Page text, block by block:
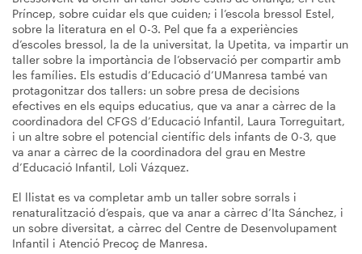
Príncep, sobre cuidar els que cuiden; i l’escola bressol Estel,
sobre la literatura en el 0-3. Pel que fa a experiències
d’escoles bressol, la de la universitat, la Upetita, va impartir un
taller sobre la importància de l’observació per compartir amb
les famílies. Els estudis d’Educació d’UManresa també van
protagonitzar dos tallers: un sobre presa de decisions
efectives en els equips educatius, que va anar a càrrec de la
coordinadora del CFGS d’Educació Infantil, Laura Torreguitart,
i un altre sobre el potencial científic dels infants de 0-3, que
va anar a càrrec de la coordinadora del grau en Mestre
d’Educació Infantil, Loli Vázquez.
El llistat es va completar amb un taller sobre sorrals i
renaturalització d’espais, que va anar a càrrec d’Ita Sánchez, i
un sobre diversitat, a càrrec del Centre de Desenvolupament
Infantil i Atenció Precoç de Manresa.